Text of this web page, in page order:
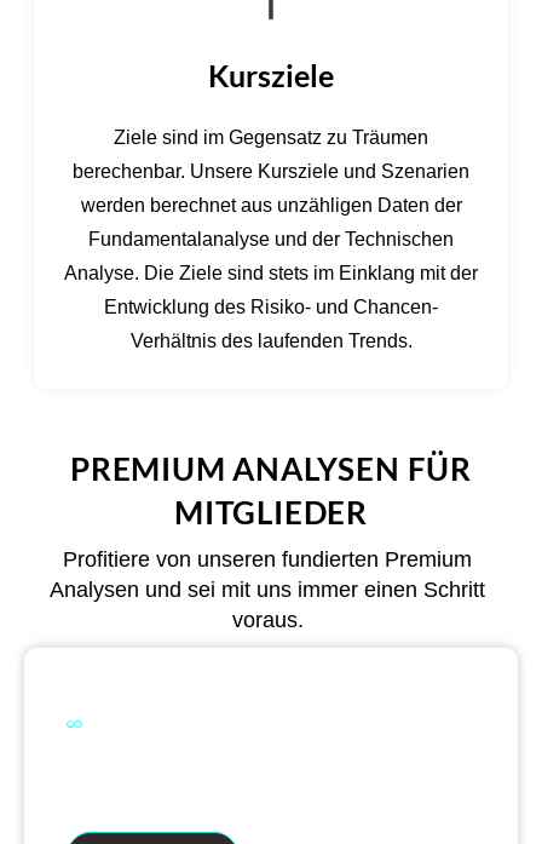
Kursziele
Ziele sind im Gegensatz zu Träumen
berechenbar. Unsere Kursziele und Szenarien
werden berechnet aus unzähligen Daten der
Fundamentalanalyse und der Technischen
Analyse. Die Ziele sind stets im Einklang mit der
Entwicklung des Risiko- und Chancen-
Verhältnis des laufenden Trends.
PREMIUM ANALYSEN FÜR
MITGLIEDER
Profitiere von unseren fundierten Premium
Analysen und sei mit uns immer einen Schritt
voraus.